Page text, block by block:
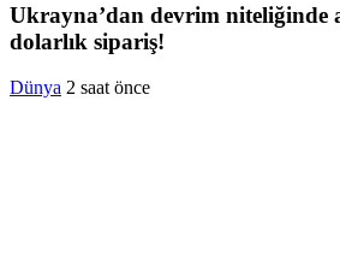
Ukrayna’dan devrim niteliğinde
dolarlık sipariş!
Dünya 2 saat önce